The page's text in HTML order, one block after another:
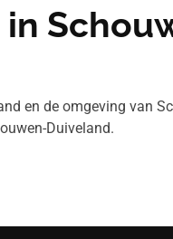
en de omgeving van
Duiveland.